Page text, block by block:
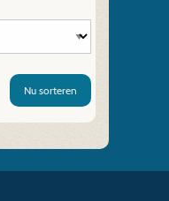
Nu sorteren